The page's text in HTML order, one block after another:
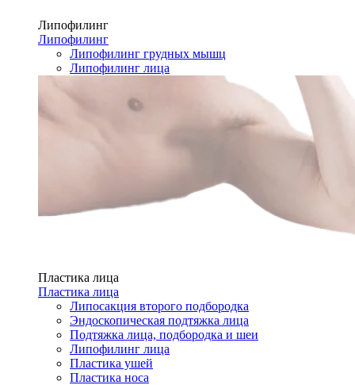
Липофилинг
Липофилинг
Липофилинг грудных мышц
Липофилинг лица
Пластика лица
Пластика лица
Липосакция второго подбородка
Эндоскопическая подтяжка лица
Подтяжка лица, подбородка и шеи
Липофилинг лица
Пластика ушей
Пластика носа